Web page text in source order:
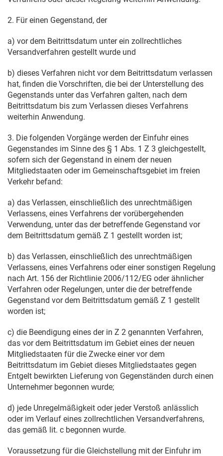
2. Für einen Gegenstand, der
a) vor dem Beitrittsdatum unter ein zollrechtliches
Versandverfahren gestellt wurde und
b) dieses Verfahren nicht vor dem Beitrittsdatum verlassen
hat, finden die Vorschriften, die bei der Unterstellung des
Gegenstands unter das Verfahren galten, nach dem
Beitrittsdatum bis zum Verlassen dieses Verfahrens
weiterhin Anwendung.
3. Die folgenden Vorgänge werden der Einfuhr eines
Gegenstandes im Sinne des § 1 Abs. 1 Z 3 gleichgestellt,
sofern sich der Gegenstand in einem der neuen
Mitgliedstaaten oder im Gemeinschaftsgebiet im freien
Verkehr befand:
a) das Verlassen, einschließlich des unrechtmäßigen
Verlassens, eines Verfahrens der vorübergehenden
Verwendung, unter das der betreffende Gegenstand vor
dem Beitrittsdatum gemäß Z 1 gestellt worden ist;
b) das Verlassen, einschließlich des unrechtmäßigen
Verlassens, eines Verfahrens oder einer sonstigen Regelung
nach Art. 156 der Richtlinie 2006/112/EG oder ähnlicher
Verfahren oder Regelungen, unter die der betreffende
Gegenstand vor dem Beitrittsdatum gemäß Z 1 gestellt
worden ist;
c) die Beendigung eines der in Z 2 genannten Verfahren,
das vor dem Beitrittsdatum im Gebiet eines der neuen
Mitgliedstaaten für die Zwecke einer vor dem
Beitrittsdatum im Gebiet dieses Mitgliedstaates gegen
Entgelt bewirkten Lieferung von Gegenständen durch einen
Unternehmer begonnen wurde;
d) jede Unregelmäßigkeit oder jeder Verstoß anlässlich
oder im Verlauf eines zollrechtlichen Versandverfahrens,
das gemäß lit. c begonnen wurde.
Voraussetzung für die Gleichstellung mit der Einfuhr im